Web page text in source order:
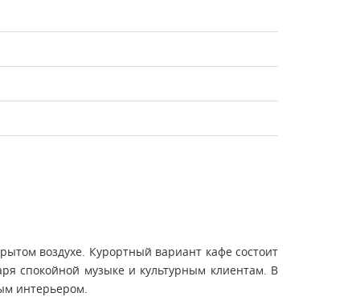
воздухе. Курортный вариант кафе состоит
спокойной музыке и культурным клиентам. В
интерьером.